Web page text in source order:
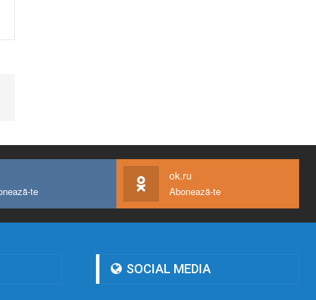
te
ok.ru
Abonează-te
SOCIAL MEDIA